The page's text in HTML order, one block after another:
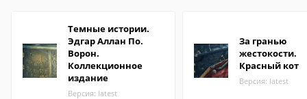
Темные истории.
Эдгар Аллан По.
Ворон.
Коллекционное
издание
Версия: latest
За гранью
жестокости.
Красный кот
Версия: latest